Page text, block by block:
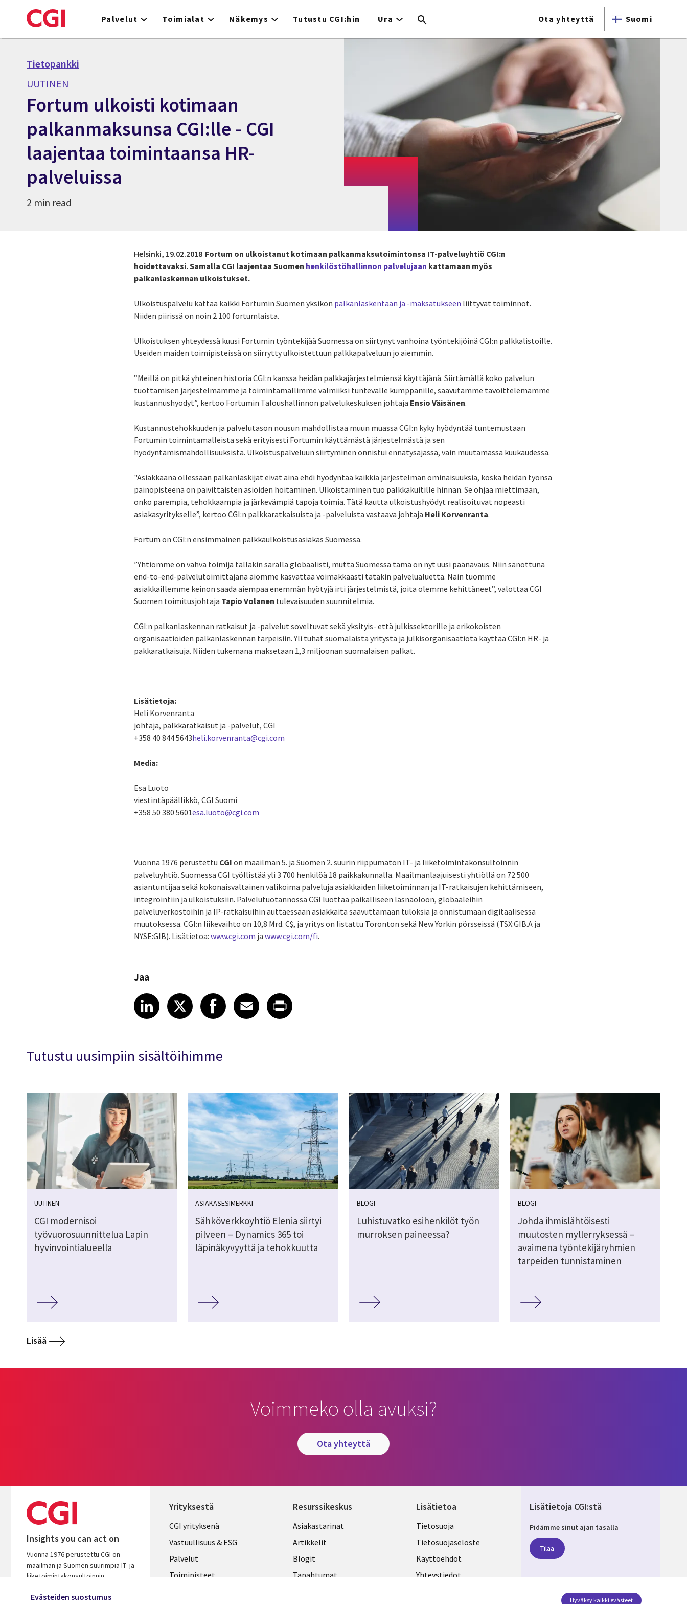
to
Palvelut Toimialat Näkemys Tutustu CGI:hin Ura Ota yhteyttä Suomi
Tietopankki
UUTINEN
Fortum ulkoisti kotimaan
palkanmaksunsa CGI:lle - CGI
laajentaa toimintaansa HR-
palveluissa
2 min read
Helsinki, 19.02.2018 Fortum on ulkoistanut kotimaan palkanmaksutoimintonsa IT-palveluyhtiö CGI:n
hoidettavaksi. Samalla CGI laajentaa Suomen henkilöstöhallinnon palvelujaan kattamaan myös
palkanlaskennan ulkoistukset.
Ulkoistuspalvelu kattaa kaikki Fortumin Suomen yksikön palkanlaskentaan ja -maksatukseen liittyvät toiminnot.
Niiden piirissä on noin 2 100 fortumlaista.
Ulkoistuksen yhteydessä kuusi Fortumin työntekijää Suomessa on siirtynyt vanhoina työntekijöinä CGI:n palkkalistoille.
Useiden maiden toimipisteissä on siirrytty ulkoistettuun palkkapalveluun jo aiemmin.
”Meillä on pitkä yhteinen historia CGI:n kanssa heidän palkkajärjestelmiensä käyttäjänä. Siirtämällä koko palvelun
tuottamisen järjestelmämme ja toimintamallimme valmiiksi tuntevalle kumppanille, saavutamme tavoittelemamme
kustannushyödyt”, kertoo Fortumin Taloushallinnon palvelukeskuksen johtaja Ensio Väisänen.
Kustannustehokkuuden ja palvelutason nousun mahdollistaa muun muassa CGI:n kyky hyödyntää tuntemustaan
Fortumin toimintamalleista sekä erityisesti Fortumin käyttämästä järjestelmästä ja sen
hyödyntämismahdollisuuksista. Ulkoistuspalveluun siirtyminen onnistui ennätysajassa, vain muutamassa kuukaudessa.
"Asiakkaana ollessaan palkanlaskijat eivät aina ehdi hyödyntää kaikkia järjestelmän ominaisuuksia, koska heidän työnsä
painopisteenä on päivittäisten asioiden hoitaminen. Ulkoistaminen tuo palkkakuitille hinnan. Se ohjaa miettimään,
onko parempia, tehokkaampia ja järkevämpiä tapoja toimia. Tätä kautta ulkoistushyödyt realisoituvat nopeasti
asiakasyritykselle”, kertoo CGI:n palkkaratkaisuista ja -palveluista vastaava johtaja Heli Korvenranta.
Fortum on CGI:n ensimmäinen palkkaulkoistusasiakas Suomessa.
”Yhtiömme on vahva toimija tälläkin saralla globaalisti, mutta Suomessa tämä on nyt uusi päänavaus. Niin sanottuna
end-to-end-palvelutoimittajana aiomme kasvattaa voimakkaasti tätäkin palvelualuetta. Näin tuomme
asiakkaillemme keinon saada aiempaa enemmän hyötyjä irti järjestelmistä, joita olemme kehittäneet”, valottaa CGI
Suomen toimitusjohtaja Tapio Volanen tulevaisuuden suunnitelmia.
CGI:n palkanlaskennan ratkaisut ja -palvelut soveltuvat sekä yksityis- että julkissektorille ja erikokoisten
organisaatioiden palkanlaskennan tarpeisiin. Yli tuhat suomalaista yritystä ja julkisorganisaatiota käyttää CGI:n HR- ja
pakkaratkaisuja. Niiden tukemana maksetaan 1,3 miljoonan suomalaisen palkat.
Lisätietoja:
Heli Korvenranta
johtaja, palkkaratkaisut ja -palvelut, CGI
+358 40 844 5643heli.korvenranta@cgi.com
Media:
Esa Luoto
viestintäpäällikkö, CGI Suomi
+358 50 380 5601esa.luoto@cgi.com
Vuonna 1976 perustettu CGI on maailman 5. ja Suomen 2. suurin riippumaton IT- ja liiketoimintakonsultoinnin
palveluyhtiö. Suomessa CGI työllistää yli 3 700 henkilöä 18 paikkakunnalla. Maailmanlaajuisesti yhtiöllä on 72 500
asiantuntijaa sekä kokonaisvaltainen valikoima palveluja asiakkaiden liiketoiminnan ja IT-ratkaisujen kehittämiseen,
integrointiin ja ulkoistuksiin. Palvelutuotannossa CGI luottaa paikalliseen läsnäoloon, globaaleihin
palveluverkostoihin ja IP-ratkaisuihin auttaessaan asiakkaita saavuttamaan tuloksia ja onnistumaan digitaalisessa
muutoksessa. CGI:n liikevaihto on 10,8 Mrd. C$, ja yritys on listattu Toronton sekä New Yorkin pörsseissä (TSX:GIB.A ja
NYSE:GIB). Lisätietoa:www.cgi.com jawww.cgi.com/fi.
Jaa
Share article on LinkedIn
LinkedIn
Share article on X
XShare article on Facebook
Facebook
Share article on Email
Email
Share article on Print
Tutustu uusimpiin sisältöihimme
UUTINEN
CGI modernisoi
työvuorosuunnittelua Lapin
hyvinvointialueella
ASIAKASESIMERKKI
Sähköverkkoyhtiö Elenia siirtyi
pilveen – Dynamics 365 toi
läpinäkyvyyttä ja tehokkuutta
BLOGI
Luhistuvatko esihenkilöt työn
murroksen paineessa?
BLOGI
Johda ihmislähtöisesti
muutosten myllerryksessä –
avaimena työntekijäryhmien
tarpeiden tunnistaminen
Lisää
Voimmeko olla avuksi?
ota yhteyttä
Insights you can act on
Vuonna 1976 perustettu CGI on
maailman ja Suomen suurimpia IT- ja
liiketoimintakonsultoinnin
osaavana kumppanina autamme
Yrityksestä
Useful
links
FINLAND
CGI yrityksenä
Vastuullisuus & ESG
Palvelut
Toimipisteet
Resurssikeskus
Library
Links
FINLAND
Asiakastarinat
Artikkelit
Blogit
Tapahtumat
Lisätietoa
Legal
FINLAND
Tietosuoja
Tietosuojaseloste
Käyttöehdot
Yhteystiedot
Lisätietoja CGI:stä
Pidämme sinut ajan tasalla
Tilaa
Seuraa meitä
Evästeiden suostumus Hyväksy kaikki evästeet